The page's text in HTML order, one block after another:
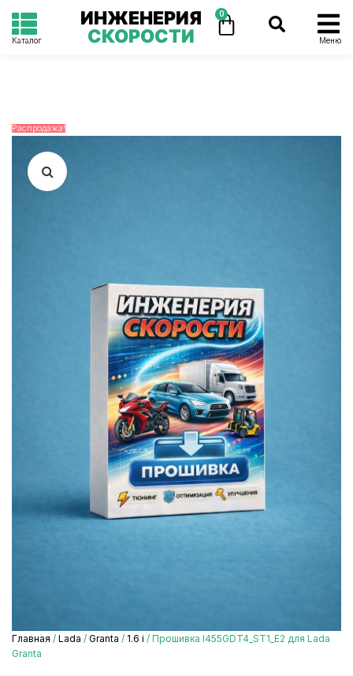
Каталог
ИНЖЕНЕРИЯ
СКОРОСТИ
0
Меню
Распродажа!
Главная / Lada / Granta / 1.6 i / Прошивка I455GDT4_ST1_E2 для Lada
Granta